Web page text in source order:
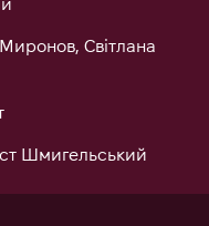
Світлана
Шмигельський